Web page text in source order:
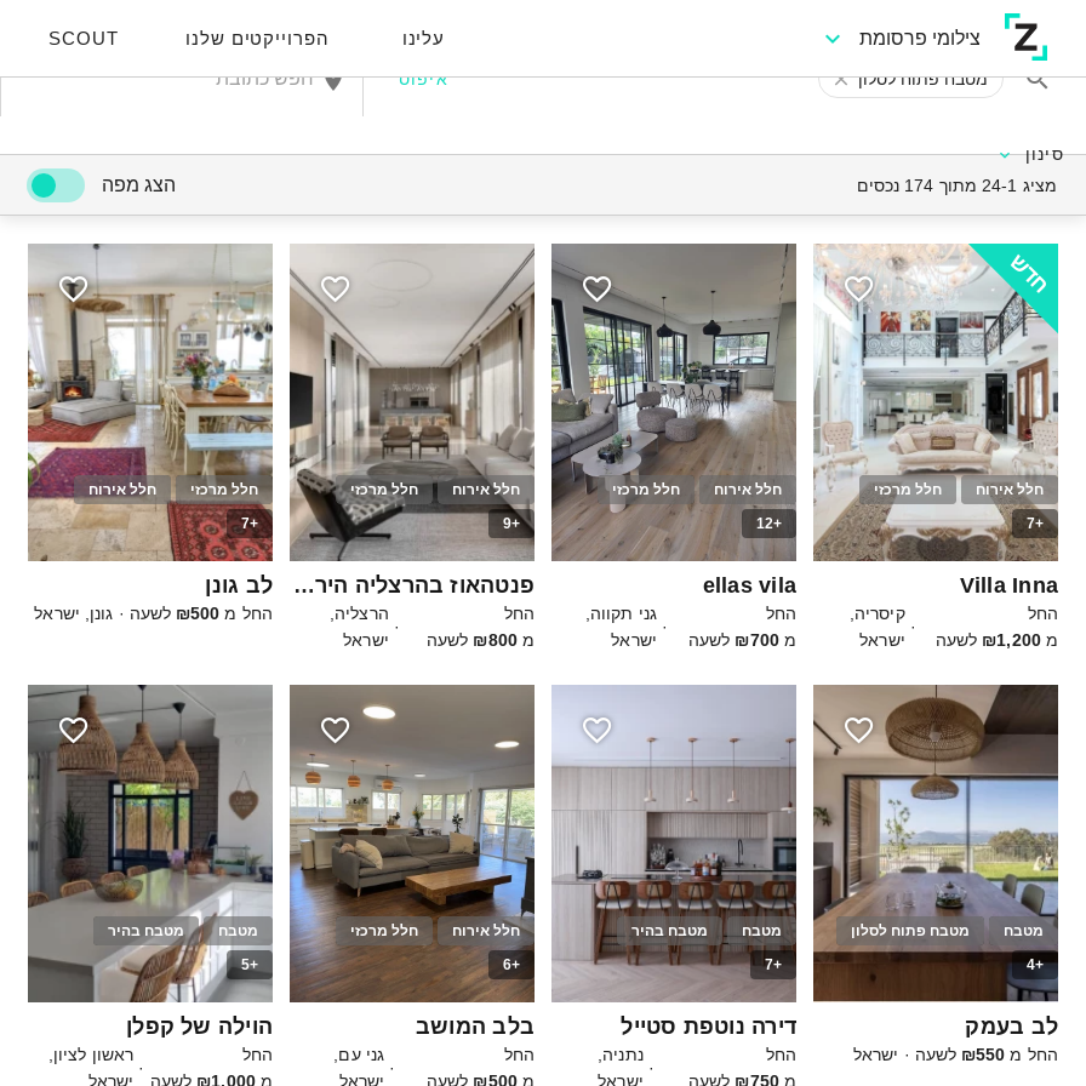
צילומי פרסומת עלינו הפרוייקטים שלנו SCOUT
מטבח פתוח לסלון איפוס
סינון
מציג 24-1 מתוך 174 נכסים
הצג מפה
חלל אירוח
חלל מרכזי
+7
חדש
30
Villa Inna
החל
מ ₪1,200 לשעה
·
קיסריה,
ישראל
חלל אירוח
חלל מרכזי
+12
25
ellas vila
החל
מ ₪700 לשעה
·
גני תקווה,
ישראל
חלל אירוח
חלל מרכזי
+9
30
פנטהאוז בהרצליה הירוקה
החל
מ ₪800 לשעה
·
הרצליה,
ישראל
חלל מרכזי
חלל אירוח
+7
10
לב גונן
החל מ ₪500 לשעה · גונן, ישראל
מטבח
מטבח פתוח לסלון
+4
לב בעמק
החל מ ₪550 לשעה · ישראל
מטבח
מטבח בהיר
+7
דירה נוטפת סטייל
החל
מ ₪750 לשעה
·
נתניה,
ישראל
חלל אירוח
חלל מרכזי
+6
25
בלב המושב
החל
מ ₪500 לשעה
·
גני עם,
ישראל
מטבח
מטבח בהיר
+5
50
הוילה של קפלן
החל
מ ₪1,000 לשעה
·
ראשון לציון,
ישראל